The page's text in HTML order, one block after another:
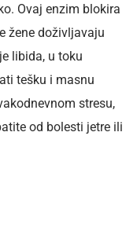
Ovaj enzim blokira
žene doživljavaju
libida, u toku
tešku i masnu
stresu,
od bolesti jetre ili